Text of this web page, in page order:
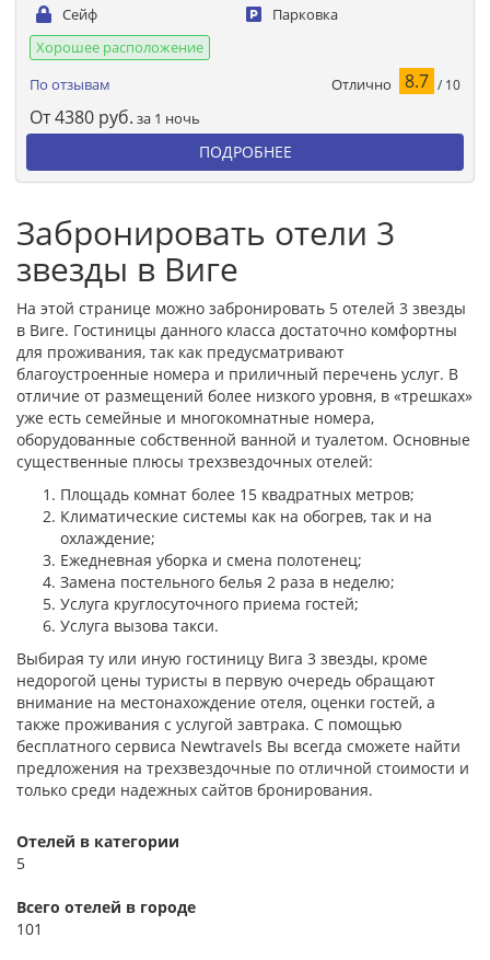
Сейф
Парковка
Хорошее расположение
По отзывам
Отлично 8.7 / 10
От4380 руб. за 1 ночь
ПОДРОБНЕЕ
Забронировать отели 3
звезды в Виге
На этой странице можно забронировать 5 отелей 3 звезды
в Виге. Гостиницы данного класса достаточно комфортны
для проживания, так как предусматривают
благоустроенные номера и приличный перечень услуг. В
отличие от размещений более низкого уровня, в «трешках»
уже есть семейные и многокомнатные номера,
оборудованные собственной ванной и туалетом. Основные
существенные плюсы трехзвездочных отелей:
Площадь комнат более 15 квадратных метров;
Климатические системы как на обогрев, так и на
охлаждение;
Ежедневная уборка и смена полотенец;
Замена постельного белья 2 раза в неделю;
Услуга круглосуточного приема гостей;
Услуга вызова такси.
Выбирая ту или иную гостиницу Вига 3 звезды, кроме
недорогой цены туристы в первую очередь обращают
внимание на местонахождение отеля, оценки гостей, а
также проживания с услугой завтрака. С помощью
бесплатного сервиса Newtravels Вы всегда сможете найти
предложения на трехзвездочные по отличной стоимости и
только среди надежных сайтов бронирования.
Отелей в категории
5
Всего отелей в городе
101